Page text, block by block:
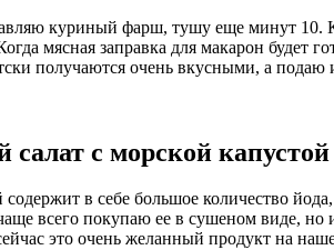
куриный фарш, тушу еще минут 10.
мясная заправка для макарон будет
получаются очень вкусными, а подаю
с морской
в себе большое количество
всего покупаю ее в сушеном виде, но
это очень желанный продукт на